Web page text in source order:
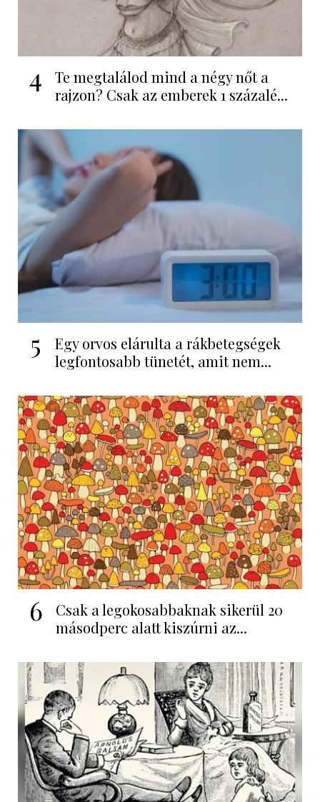
4
Te megtalálod mind a négy nőt a
rajzon? Csak az emberek 1 százalé...
5
Egy orvos elárulta a rákbetegségek
legfontosabb tünetét, amit nem...
6
Csak a legokosabbaknak sikerül 20
másodperc alatt kiszúrni az...